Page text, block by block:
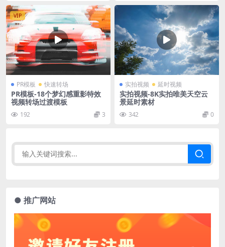
VIP
PR模板 快速转场
PR模板-18个梦幻感重影特效
视频转场过渡模板
192 3
实拍视频 延时视频
实拍视频-8K实拍唯美天空云
景延时素材
342 0
● 推广网站